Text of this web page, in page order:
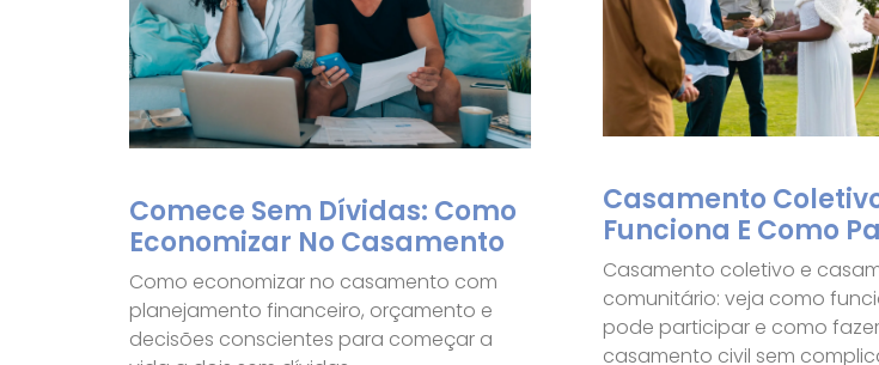
Comece Sem Dívidas: Como
Economizar No Casamento
Como economizar no casamento com
planejamento financeiro, orçamento e
decisões conscientes para começar a
Casamento
Funciona E Como
Casamento coletivo e
comunitário: veja como
pode participar e como
casamento civil sem